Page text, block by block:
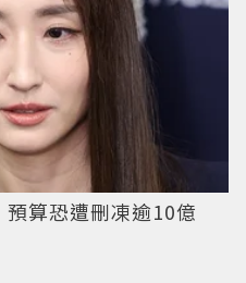
預算恐遭刪凍逾10億